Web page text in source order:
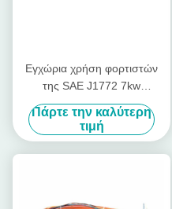
Εγχώρια χρήση φορτιστών
της SAE J1772 7kw
CHAdeMo γρήγορη για το
ηλεκτρικό όχημα
Πάρτε την καλύτερη
τιμή